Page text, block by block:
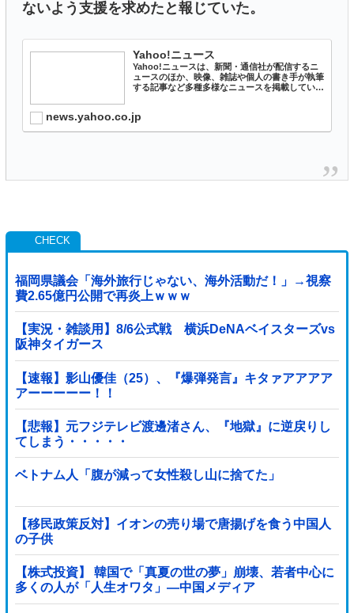
ないよう支援を求めたと報じていた。
Yahoo!ニュース
Yahoo!ニュースは、新聞・通信社が配信するニ
ュースのほか、映像、雑誌や個人の書き手が執筆
する記事など多種多様なニュースを掲載していま
news.yahoo.co.jp
福岡県議会「海外旅行じゃない、海外活動だ！」→視察
費2.65億円公開で再炎上ｗｗｗ
【実況・雑談用】8/6公式戦 横浜DeNAベイスターズvs
阪神タイガース
【速報】影山優佳（25）、『爆弾発言』キタァアアアア
アーーーーー！！
【悲報】元フジテレビ渡邊渚さん、『地獄』に逆戻りし
てしまう・・・・・
ベトナム人「腹が減って女性殺し山に捨てた」
【移民政策反対】イオンの売り場で唐揚げを食う中国人
の子供
【株式投資】 韓国で「真夏の世の夢」崩壊、若者中心に
多くの人が「人生オワタ」―中国メディア